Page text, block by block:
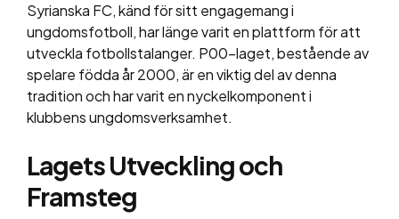
Syrianska FC, känd för sitt engagemang i
ungdomsfotboll, har länge varit en plattform för att
utveckla fotbollstalanger. P00-laget, bestående av
spelare födda år 2000, är en viktig del av denna
tradition och har varit en nyckelkomponent i
klubbens ungdomsverksamhet.
Lagets Utveckling och
Framsteg